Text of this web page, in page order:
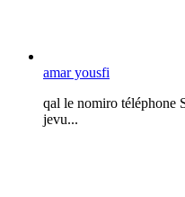
amar yousfi
qal le nomiro téléphone
jevu...